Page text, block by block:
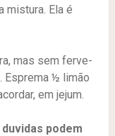
mistura. Ela é
mas sem ferve-
Esprema ½ limão
em jejum.
podem